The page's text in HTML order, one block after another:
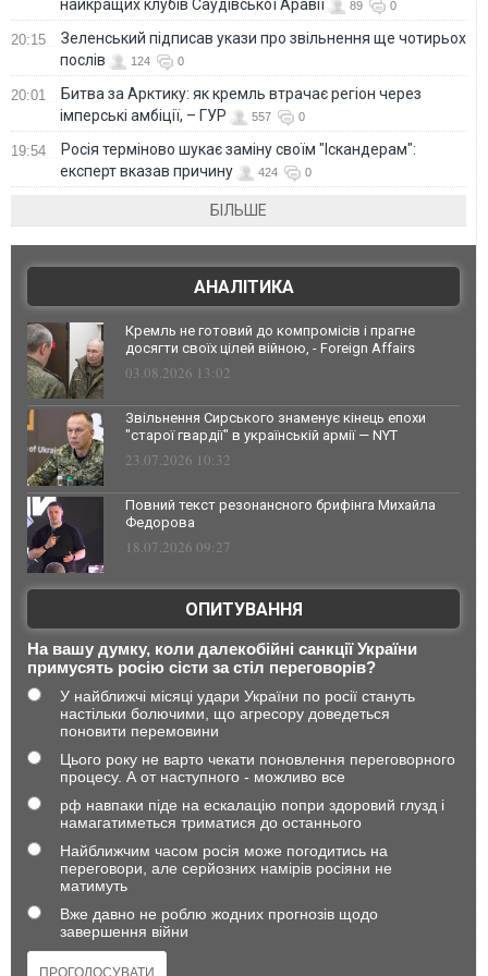
найкращих клубів Саудівської Аравії 89 0
20:15
Зеленський підписав укази про звільнення ще чотирьох
послів
124 0
20:01
Битва за Арктику: як кремль втрачає регіон через
імперські амбіції, – ГУР
557 0
19:54
Росія терміново шукає заміну своїм "Іскандерам":
експерт вказав причину
424 0
БІЛЬШЕ
АНАЛІТИКА
Кремль не готовий до компромісів і прагне
досягти своїх цілей війною, - Foreign Affairs
03.08.2026 13:02
Звільнення Сирського знаменує кінець епохи
"старої гвардії" в українській армії — NYT
23.07.2026 10:32
Повний текст резонансного брифінга Михайла
Федорова
18.07.2026 09:27
ОПИТУВАННЯ
На вашу думку, коли далекобійні санкції України
примусять росію сісти за стіл переговорів?
У найближчі місяці удари України по росії стануть
настільки болючими, що агресору доведеться
поновити перемовини
Цього року не варто чекати поновлення переговорного
процесу. А от наступного - можливо все
рф навпаки піде на ескалацію попри здоровий глузд і
намагатиметься триматися до останнього
Найближчим часом росія може погодитись на
переговори, але серйозних намірів росіяни не
матимуть
Вже давно не роблю жодних прогнозів щодо
завершення війни